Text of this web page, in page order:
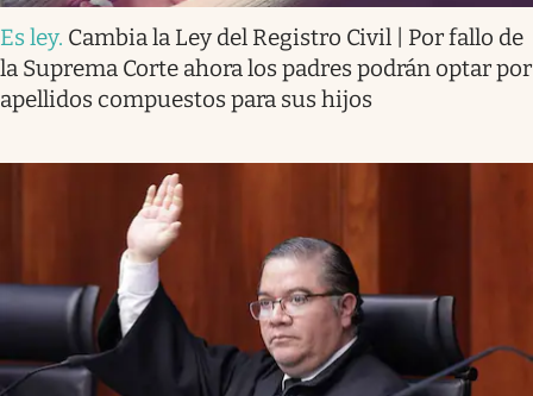
Es ley. Cambia la Ley del Registro Civil | Por fallo de
la Suprema Corte ahora los padres podrán optar por
apellidos compuestos para sus hijos